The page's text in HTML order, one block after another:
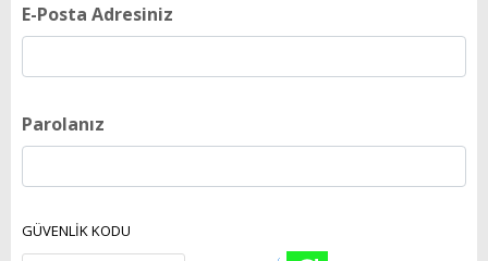
E-Posta Adresiniz
Parolanız
GÜVENLİK KODU